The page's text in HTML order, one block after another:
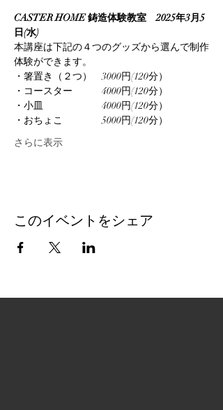
CASTER HOME 鋳造体験教室　2025年3月5
日(水)
本講座は下記の４つのグッズから選んで制作
体験ができます。
・箸置き（２つ）　3000円(120分）
・コースター　　　4000円(120分）
・小皿　　　　　　4000円(120分）
・おちょこ　　　　5000円(120分）
さらに表示
このイベントをシェア